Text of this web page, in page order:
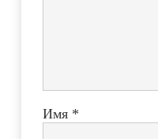
Имя *